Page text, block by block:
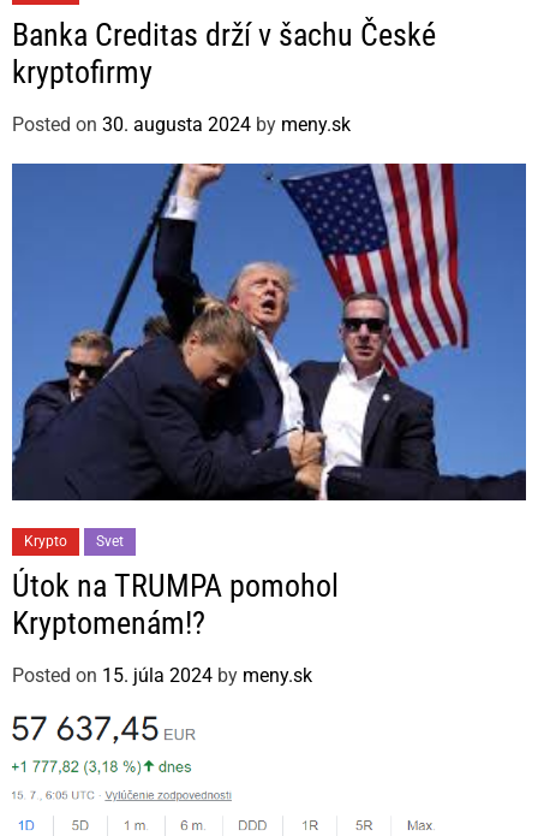
a
t
e
o
r
Banka Creditas drží v šachu České
kryptofirmy
Posted on 30. augusta 2024 by meny.sk
a
t
e
o
r
e
Krypto Svet
Útok na TRUMPA pomohol
Kryptomenám!?
Posted on 15. júla 2024 by meny.sk